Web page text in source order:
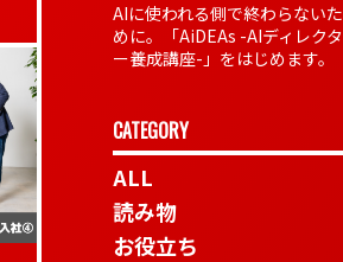
AIに使われる側で終わらないた
めに。「AiDEAs -AIディレクタ
ー養成講座-」をはじめます。
CATEGORY
ALL
読み物
お役立ち